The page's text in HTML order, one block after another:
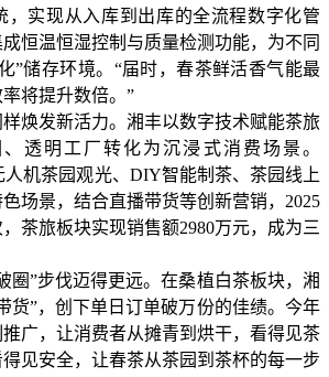
，实现从入库到出库的全流程数字化管
恒温恒湿控制与质量检测功能，为不同
”储存环境。“届时，春茶鲜活香气能最
将提升数倍。”
发新活力。湘丰以数字技术赋能茶旅
透明工厂转化为沉浸式消费场景。
机茶园观光、DIY智能制茶、茶园线上
场景，结合直播带货等创新营销，2025
茶旅板块实现销售额2980万元，成为三
”步伐迈得更远。在桑植白茶板块，湘
货”，创下单日订单破万份的佳绩。今年
广，让消费者从摊青到烘干，看得见茶
见安全，让春茶从茶园到茶杯的每一步